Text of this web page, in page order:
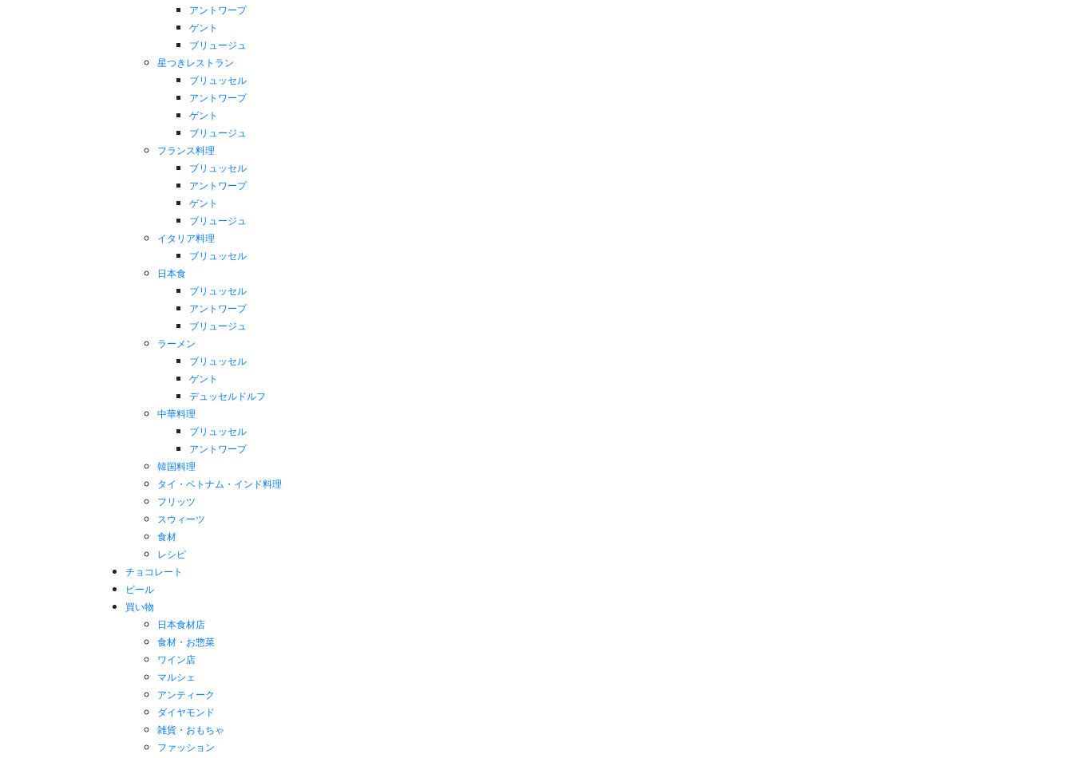
アントワープ
ゲント
ブリュージュ
星つきレストラン
ブリュッセル
アントワープ
ゲント
ブリュージュ
フランス料理
ブリュッセル
アントワープ
ゲント
ブリュージュ
イタリア料理
ブリュッセル
日本食
ブリュッセル
アントワープ
ブリュージュ
ラーメン
ブリュッセル
ゲント
デュッセルドルフ
中華料理
ブリュッセル
アントワープ
韓国料理
タイ・ベトナム・インド料理
フリッツ
スウィーツ
食材
レシピ
チョコレート
ビール
買い物
日本食材店
食材・お惣菜
ワイン店
マルシェ
アンティーク
ダイヤモンド
雑貨・おもちゃ
ファッション